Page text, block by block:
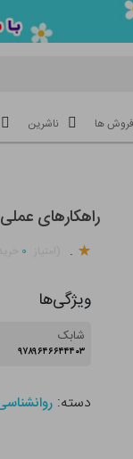
ها ناشرین
راهکارهای
. ۰
ویژگی‌ها
شابک
۹۷۸۹۶۴۶۶۴۴۴۰۳
دسته: